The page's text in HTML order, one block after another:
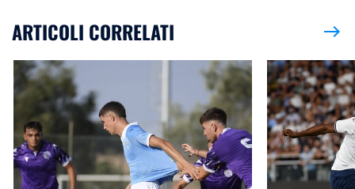
ARTICOLI CORRELATI east